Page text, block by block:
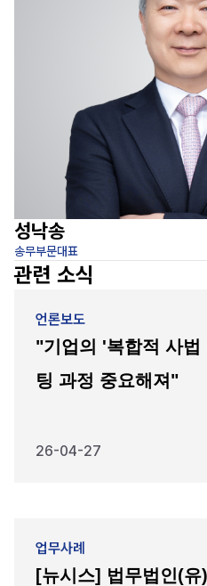
성낙송
송무부문대표
관련 소식
언론보도
"기업의 '복합적 사
팅 과정 중요해져"
26-04-27
업무사례
[뉴시스] 법무법인(